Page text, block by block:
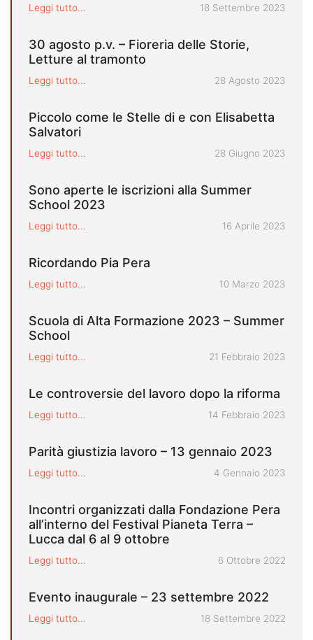
Leggi tutto... Pubblicato il
18 Settembre 2023
30 agosto p.v. – Fioreria delle Storie,
Letture al tramonto
Leggi tutto... Pubblicato il
28 Agosto 2023
Piccolo come le Stelle di e con Elisabetta
Salvatori
Leggi tutto... Pubblicato il
28 Giugno 2023
Sono aperte le iscrizioni alla Summer
School 2023
Leggi tutto... Pubblicato il
16 Aprile 2023
Ricordando Pia Pera
Leggi tutto... Pubblicato il
10 Marzo 2023
Scuola di Alta Formazione 2023 – Summer
School
Leggi tutto... Pubblicato il
21 Febbraio 2023
Le controversie del lavoro dopo la riforma
Leggi tutto... Pubblicato il
14 Febbraio 2023
Parità giustizia lavoro – 13 gennaio 2023
Leggi tutto... Pubblicato il
4 Gennaio 2023
Incontri organizzati dalla Fondazione Pera
all’interno del Festival Pianeta Terra –
Lucca dal 6 al 9 ottobre
Leggi tutto... Pubblicato il
6 Ottobre 2022
Evento inaugurale – 23 settembre 2022
Leggi tutto... Pubblicato il
18 Settembre 2022